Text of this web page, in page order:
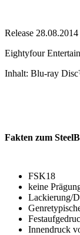
Release 28.08.2014
Eightyfour
Inhalt: Blu-ray
Fakten zum
FSK18
keine
Lackierung/
Innendruck